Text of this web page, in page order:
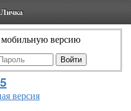
Личка
версию
версия